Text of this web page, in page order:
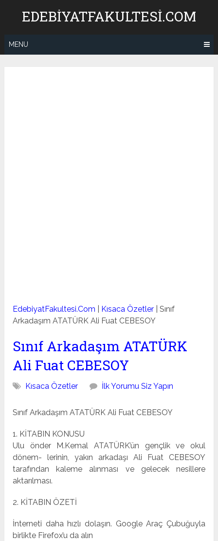
EDEBIYATFAKULTESI.COM
MENU
EdebiyatFakultesi.Com Kısaca Özetler |Sınıf
Arkadaşım ATATÜRK Ali Fuat CEBESOY
Sınıf Arkadaşım ATATÜRK
Ali Fuat CEBESOY
Kısaca Özetler İlk Yorumu Siz Yapın
Sınıf Arkadaşım ATATÜRK Ali Fuat CEBESOY
1. KİTABIN KONUSU
Ulu önder M.Kemal ATATÜRK’ün gençlik ve okul
dönem- lerinin, yakın arkadaşı Ali Fuat CEBESOY
tarafından kaleme alınması ve gelecek nesillere
aktarılması.
2. KİTABIN ÖZETİ
İnterneti daha hızlı dolaşın. Google Araç Çubuğuyla
birlikte Firefox’u da alın